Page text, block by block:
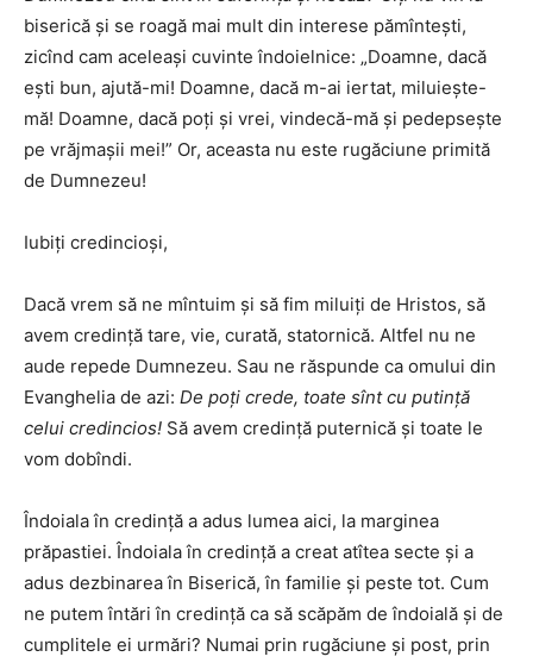
biserică şi se roagă mai mult din interese pămînteşti,
zicînd cam aceleaşi cuvinte îndoielnice: „Doamne, dacă
eşti bun, ajută-mi! Doamne, dacă m-ai iertat, miluieşte-
mă! Doamne, dacă poţi şi vrei, vindecă-mă şi pedepseşte
pe vrăjmaşii mei!” Or, aceasta nu este rugăciune primită
de Dumnezeu!
Iubiţi credincioşi,
Dacă vrem să ne mîntuim şi să fim miluiţi de Hristos, să
avem credinţă tare, vie, curată, statornică. Altfel nu ne
aude repede Dumnezeu. Sau ne răspunde ca omului din
Evanghelia de azi: De poţi crede, toate sînt cu putinţă
celui credincios! Să avem credinţă puternică şi toate le
vom dobîndi.
Îndoiala în credinţă a adus lumea aici, la marginea
prăpastiei. Îndoiala în credinţă a creat atîtea secte şi a
adus dezbinarea în Biserică, în familie şi peste tot. Cum
ne putem întări în credinţă ca să scăpăm de îndoială şi de
cumplitele ei urmări? Numai prin rugăciune şi post, prin